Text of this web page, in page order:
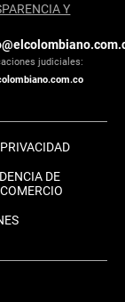
Y
judiciales:
DE